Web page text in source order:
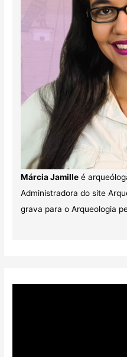
Márcia Jamilleé
Administradora do site
grava para o Arqueologia